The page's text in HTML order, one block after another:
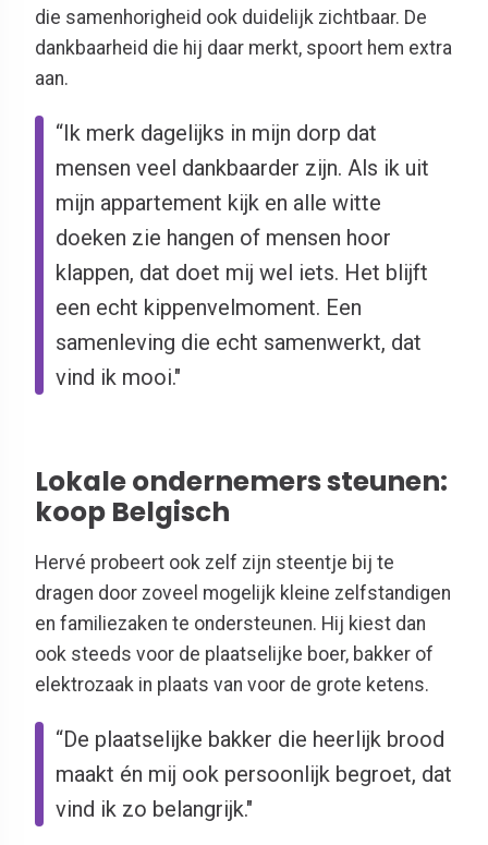
die samenhorigheid ook duidelijk zichtbaar. De
dankbaarheid die hij daar merkt, spoort hem extra
aan.
“Ik merk dagelijks in mijn dorp dat
mensen veel dankbaarder zijn. Als ik uit
mijn appartement kijk en alle witte
doeken zie hangen of mensen hoor
klappen, dat doet mij wel iets. Het blijft
een echt kippenvelmoment. Een
samenleving die echt samenwerkt, dat
vind ik mooi."
Lokale ondernemers steunen:
koop Belgisch
Hervé probeert ook zelf zijn steentje bij te
dragen door zoveel mogelijk kleine zelfstandigen
en familiezaken te ondersteunen. Hij kiest dan
ook steeds voor de plaatselijke boer, bakker of
elektrozaak in plaats van voor de grote ketens.
“De plaatselijke bakker die heerlijk brood
maakt én mij ook persoonlijk begroet, dat
vind ik zo belangrijk."